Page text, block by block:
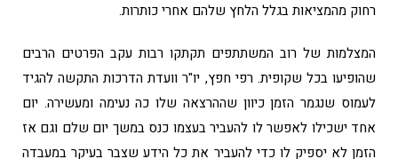
רחוק מהמציאות בגלל הלחץ שלהם אחרי כותרות.
המצלמות של רוב המשתתפים תקתקו רבות עקב הפרטים הרבים
שהופיעו בכל שקופית. רפי חפץ, יו"ר וועדת הדרכות התקשה להגיד
לעמוס שנגמר הזמן כיוון שההרצאה שלו כה נעימה ומעשירה. יום
אחד ישכילו לאפשר לו להעביר בעצמו כנס במשך יום שלם וגם אז
הזמן לא יספיק לו כדי להעביר את כל הידע שצבר בעיקר במעבדה